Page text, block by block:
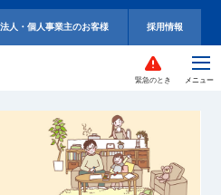
法人・個人事業主のお客様 採用情報
緊急のとき